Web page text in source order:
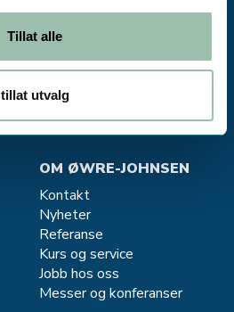
Tillat alle
tillat utvalg
Salgskontor CJC - oljefiltrering
MJØNDALEN
Salg og service - Vannkvalitet
Finn oss >
OM ØWRE-JOHNSEN
Kontakt
Nyheter
Referanse
Kurs og service
Jobb hos oss
Messer og konferanser